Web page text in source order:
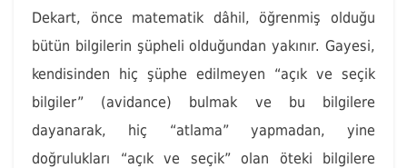
Dekart, önce matematik dâhil, öğrenmiş olduğu
bütün bilgilerin şüpheli olduğundan yakınır. Gayesi,
kendisinden hiç şüphe edilmeyen “açık ve seçik
bilgiler” (avidance) bulmak ve bu bilgilere
dayanarak, hiç “atlama” yapmadan, yine
doğrulukları “açık ve seçik” olan öteki bilgilere